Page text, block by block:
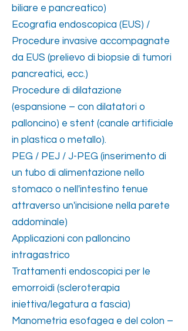
biliare e pancreatico)
Ecografia endoscopica (EUS) /
Procedure invasive accompagnate
da EUS (prelievo di biopsie di tumori
pancreatici, ecc.)
Procedure di dilatazione
(espansione – con dilatatori o
palloncino) e stent (canale artificiale
in plastica o metallo).
PEG / PEJ / J-PEG (inserimento di
un tubo di alimentazione nello
stomaco o nell'intestino tenue
attraverso un'incisione nella parete
addominale)
Applicazioni con palloncino
intragastrico
Trattamenti endoscopici per le
emorroidi (scleroterapia
iniettiva/legatura a fascia)
Manometria esofagea e del colon –